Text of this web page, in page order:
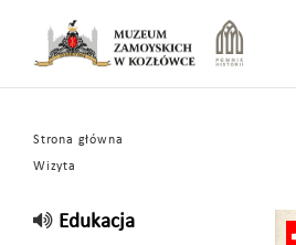
Strona główna
Wizyta
Edukacja